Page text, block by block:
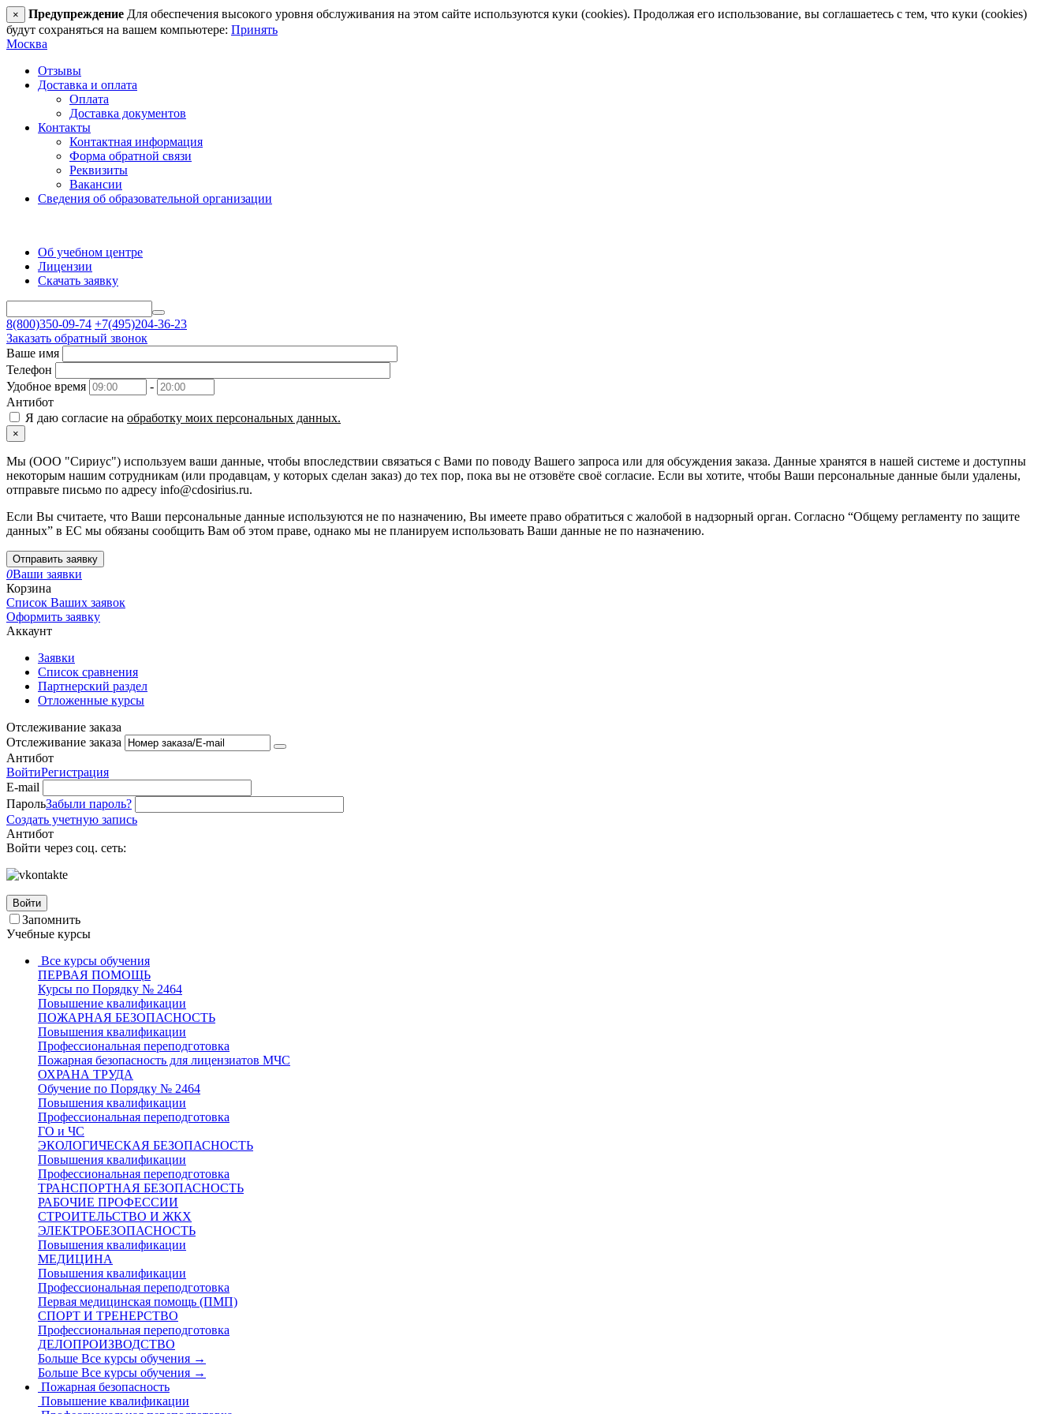
× Предупреждение Для обеспечения высокого уровня обслуживания на этом сайте используются куки (cookies). Продолжая его использование, вы соглашаетесь с тем, что куки (cookies)
будут сохраняться на вашем компьютере: Принять
Москва
Отзывы
Доставка и оплата
Оплата
Доставка документов
Контакты
Контактная информация
Форма обратной связи
Реквизиты
Вакансии
Сведения об образовательной организации
Об учебном центре
Лицензии
Скачать заявку
8(800)350-09-74 +7(495)204-36-23
Заказать обратный звонок
Ваше имя
Телефон
Удобное время
-
Антибот
Я даю согласие на обработку моих персональных данных.
×
Мы (ООО "Сириус") используем ваши данные, чтобы впоследствии связаться с Вами по поводу Вашего запроса или для обсуждения заказа. Данные хранятся в нашей системе и доступны
некоторым нашим сотрудникам (или продавцам, у которых сделан заказ) до тех пор, пока вы не отзовёте своё согласие. Если вы хотите, чтобы Ваши персональные данные были удалены,
отправьте письмо по адресу info@cdosirius.ru.
Если Вы считаете, что Ваши персональные данные используются не по назначению, Вы имеете право обратиться с жалобой в надзорный орган. Согласно “Общему регламенту по защите
данных” в ЕС мы обязаны сообщить Вам об этом праве, однако мы не планируем использовать Ваши данные не по назначению.
Отправить заявку
0Ваши заявки
Корзина
Список Ваших заявок
Оформить заявку
Аккаунт
Заявки
Список сравнения
Партнерский раздел
Отложенные курсы
Отслеживание заказа
Отслеживание заказа
Антибот
ВойтиРегистрация
E-mail
ПарольЗабыли пароль?
Создать учетную запись
Антибот
Войти через соц. сеть:
Войти
Запомнить
Учебные курсы
Все курсы обучения
ПЕРВАЯ ПОМОЩЬ
Курсы по Порядку № 2464
Повышение квалификации
ПОЖАРНАЯ БЕЗОПАСНОСТЬ
Повышения квалификации
Профессиональная переподготовка
Пожарная безопасность для лицензиатов МЧС
ОХРАНА ТРУДА
Обучение по Порядку № 2464
Повышения квалификации
Профессиональная переподготовка
ГО и ЧС
ЭКОЛОГИЧЕСКАЯ БЕЗОПАСНОСТЬ
Повышения квалификации
Профессиональная переподготовка
ТРАНСПОРТНАЯ БЕЗОПАСНОСТЬ
РАБОЧИЕ ПРОФЕССИИ
СТРОИТЕЛЬСТВО И ЖКХ
ЭЛЕКТРОБЕЗОПАСНОСТЬ
Повышения квалификации
МЕДИЦИНА
Повышения квалификации
Профессиональная переподготовка
Первая медицинская помощь (ПМП)
СПОРТ И ТРЕНЕРСТВО
Профессиональная переподготовка
ДЕЛОПРОИЗВОДСТВО
Больше Все курсы обучения →
Больше Все курсы обучения →
Пожарная безопасность
Повышение квалификации